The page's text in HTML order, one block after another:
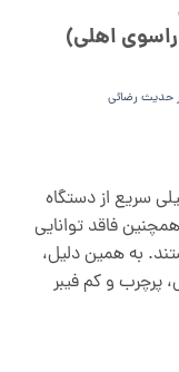
اهلی)
حدیث رضائی
سریع از دستگاه
فاقد توانایی
به همین دلیل،
پرچرب و کم فیبر